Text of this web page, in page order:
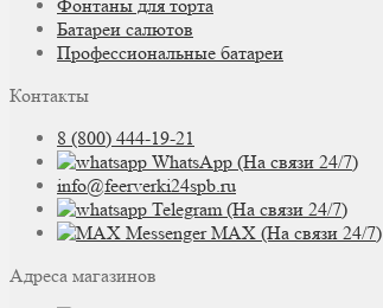
Фонтаны для торта
Батареи салютов
Профессиональные батареи
Контакты
8 (800) 444-19-21
WhatsApp (На связи 24/7)
info@feerverki24spb.ru
Telegram (На связи 24/7)
MAX (На связи 24/7)
Адреса магазинов